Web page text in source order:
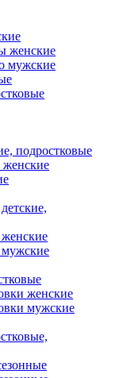
женские
мужские
подростковые
женские
мужские